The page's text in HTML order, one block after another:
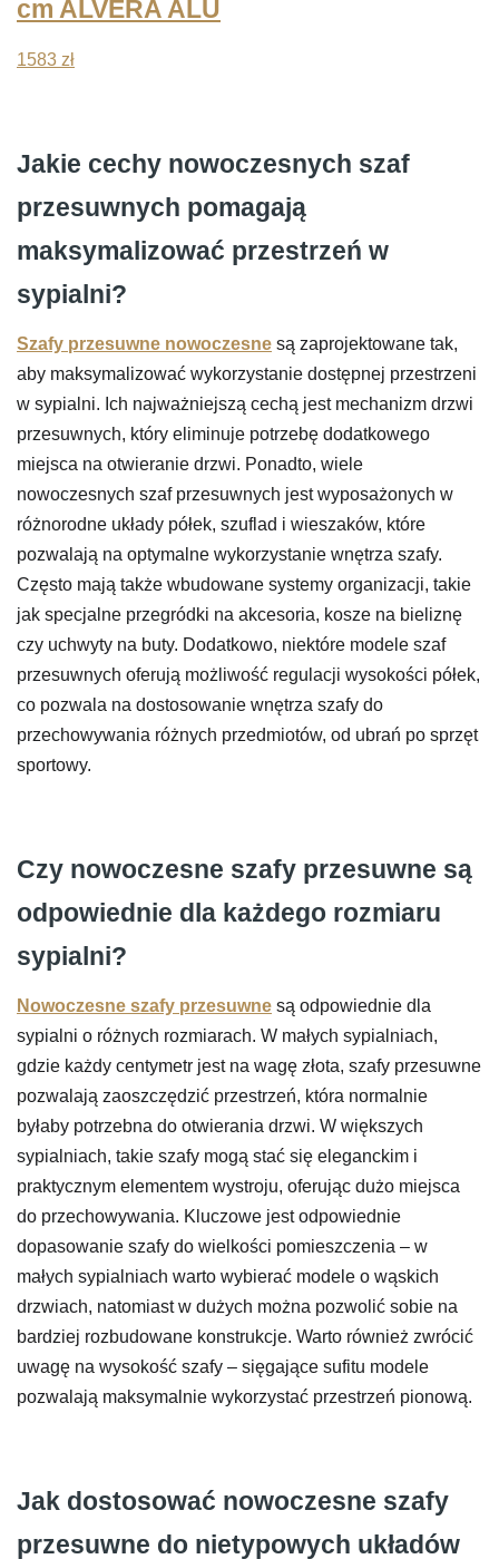
cm ALVERA ALU
1583 zł
Jakie cechy nowoczesnych szaf
przesuwnych pomagają
maksymalizować przestrzeń w
sypialni?
Szafy przesuwne nowoczesne są zaprojektowane tak,
aby maksymalizować wykorzystanie dostępnej przestrzeni
w sypialni. Ich najważniejszą cechą jest mechanizm drzwi
przesuwnych, który eliminuje potrzebę dodatkowego
miejsca na otwieranie drzwi. Ponadto, wiele
nowoczesnych szaf przesuwnych jest wyposażonych w
różnorodne układy półek, szuflad i wieszaków, które
pozwalają na optymalne wykorzystanie wnętrza szafy.
Często mają także wbudowane systemy organizacji, takie
jak specjalne przegródki na akcesoria, kosze na bieliznę
czy uchwyty na buty. Dodatkowo, niektóre modele szaf
przesuwnych oferują możliwość regulacji wysokości półek,
co pozwala na dostosowanie wnętrza szafy do
przechowywania różnych przedmiotów, od ubrań po sprzęt
sportowy.
Czy nowoczesne szafy przesuwne są
odpowiednie dla każdego rozmiaru
sypialni?
Nowoczesne szafy przesuwne są odpowiednie dla
sypialni o różnych rozmiarach. W małych sypialniach,
gdzie każdy centymetr jest na wagę złota, szafy przesuwne
pozwalają zaoszczędzić przestrzeń, która normalnie
byłaby potrzebna do otwierania drzwi. W większych
sypialniach, takie szafy mogą stać się eleganckim i
praktycznym elementem wystroju, oferując dużo miejsca
do przechowywania. Kluczowe jest odpowiednie
dopasowanie szafy do wielkości pomieszczenia – w
małych sypialniach warto wybierać modele o wąskich
drzwiach, natomiast w dużych można pozwolić sobie na
bardziej rozbudowane konstrukcje. Warto również zwrócić
uwagę na wysokość szafy – sięgające sufitu modele
pozwalają maksymalnie wykorzystać przestrzeń pionową.
Jak dostosować nowoczesne szafy
przesuwne do nietypowych układów